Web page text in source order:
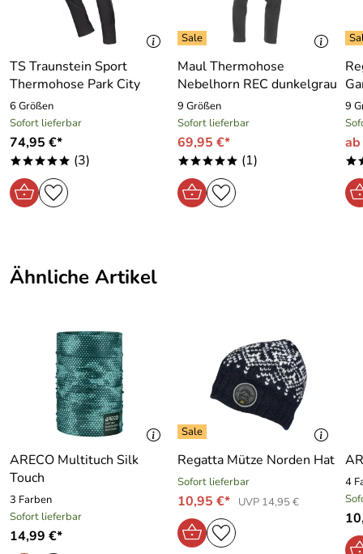
Hersteller: ARECO GmbH , Lise-Meitner-Straße 6 59581
Warstein Deutschland, info@areco.de
TS Traunstein Sport
Thermohose Park City
6 Größen
Sofort lieferbar
74,95 €*
***** (3)
Maul Thermohose
Nebelhorn REC dunkelgrau
9 Größen
Sofort lieferbar
69,95 €*
***** (1)
9
Ähnliche Artikel
ARECO Multituch Silk
Touch
3 Farben
Sofort lieferbar
14,99 €*
Regatta Mütze Norden Hat
Sofort lieferbar
10,95 €* UVP 14,95 €
4